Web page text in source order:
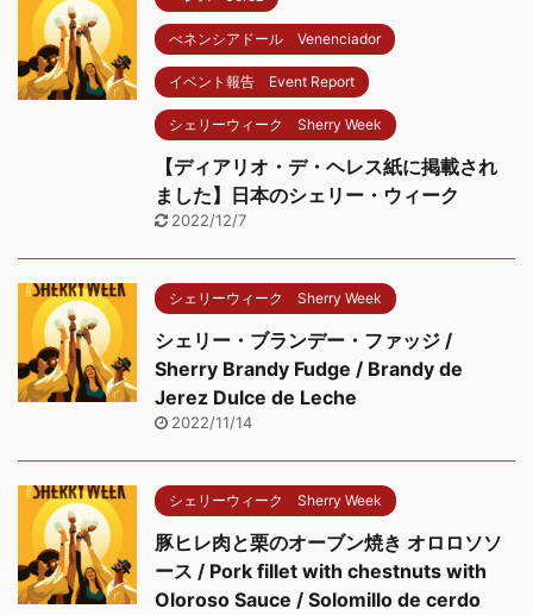
べネンシアドール Venenciador
イベント報告 Event Report
シェリーウィーク Sherry Week
【ディアリオ・デ・ヘレス紙に掲載され
ました】日本のシェリー・ウィーク
2022/12/7
シェリーウィーク Sherry Week
シェリー・ブランデー・ファッジ /
Sherry Brandy Fudge / Brandy de
Jerez Dulce de Leche
2022/11/14
シェリーウィーク Sherry Week
豚ヒレ肉と栗のオーブン焼き オロロソソ
ース / Pork fillet with chestnuts with
Oloroso Sauce / Solomillo de cerdo